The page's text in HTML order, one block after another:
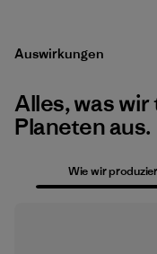
Auswirkungen
Alles, was
Planeten aus.
Wie wir